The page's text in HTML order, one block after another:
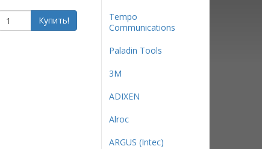
Купить!
Tempo
Communications
Paladin Tools
3М
ADIXEN
Alroc
ARGUS (Intec)